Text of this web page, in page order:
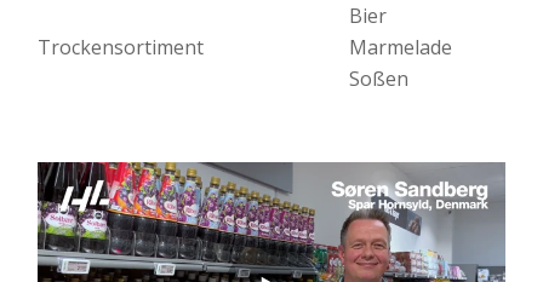
Bier
Trockensortiment
Marmelade
Soßen